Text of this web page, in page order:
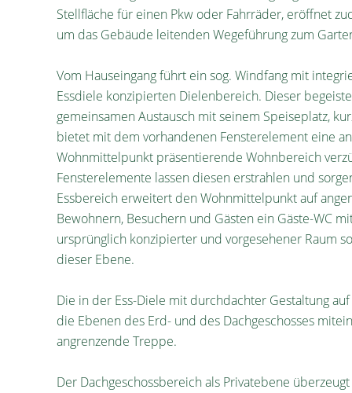
Stellfläche für einen Pkw oder Fahrräder, eröffnet
um das Gebäude leitenden Wegeführung zum
Vom Hauseingang führt ein sog. Windfang mit
Essdiele konzipierten Dielenbereich. Dieser
gemeinsamen Austausch mit seinem Speiseplatz,
bietet mit dem vorhandenen Fensterelement eine
Wohnmittelpunkt präsentierende Wohnbereich
Fensterelemente lassen diesen erstrahlen und
Essbereich erweitert den Wohnmittelpunkt auf
Bewohnern, Besuchern und Gästen ein Gäste-WC
ursprünglich konzipierter und vorgesehener Raum
dieser Ebene.
Die in der Ess-Diele mit durchdachter Gestaltung
die Ebenen des Erd- und des Dachgeschosses
angrenzende Treppe.
Der Dachgeschossbereich als Privatebene